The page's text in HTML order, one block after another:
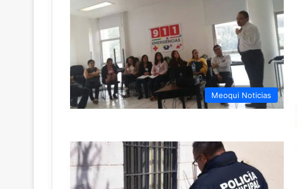
Meoqui Noticias